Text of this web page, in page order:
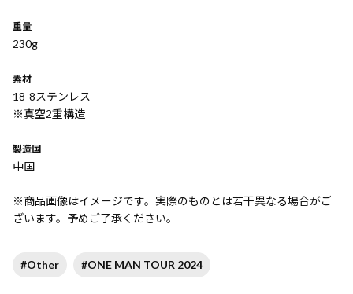
重量
230g
素材
18-8ステンレス
※真空2重構造
製造国
中国
※商品画像はイメージです。実際のものとは若干異なる場合がご
ざいます。予めご了承ください。
#Other #ONE MAN TOUR 2024